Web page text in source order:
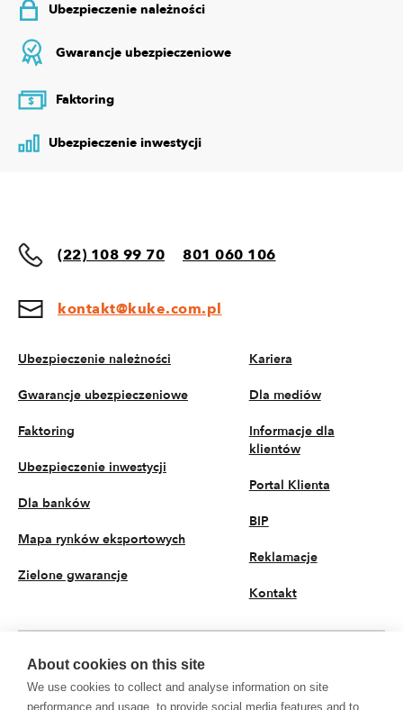
Ubezpieczenie należności
Gwarancje ubezpieczeniowe
$ Faktoring
Ubezpieczenie inwestycji
(22) 108 99 70 801 060 106
kontakt@kuke.com.pl
Ubezpieczenie należności
Gwarancje ubezpieczeniowe
Faktoring
Ubezpieczenie inwestycji
Dla banków
Mapa rynków eksportowych
Zielone gwarancje
Kariera
Dla mediów
Informacje dla
klientów
Portal Klienta
BIP
Reklamacje
Kontakt
© 2026 KUKE S.A. Wszystkie prawa zastrzeżone
PL
About cookies on this site
We use cookies to collect and analyse information on site
performance and usage, to provide social media features and to